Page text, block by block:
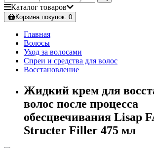
Каталог товаров
Корзинапокупок: 0
Главная
Волосы
Уход за волосами
Спреи и средства для волос
Восстановление
Жидкий крем для
волос после процесса
обесцвечивания Lisap
Structer Filler 475 мл